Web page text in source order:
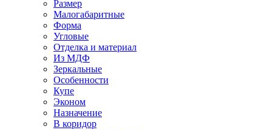
Размер
Малогабаритные
Форма
Угловые
Отделка и материал
Из МДФ
Зеркальные
Особенности
Купе
Эконом
Назначение
В коридор